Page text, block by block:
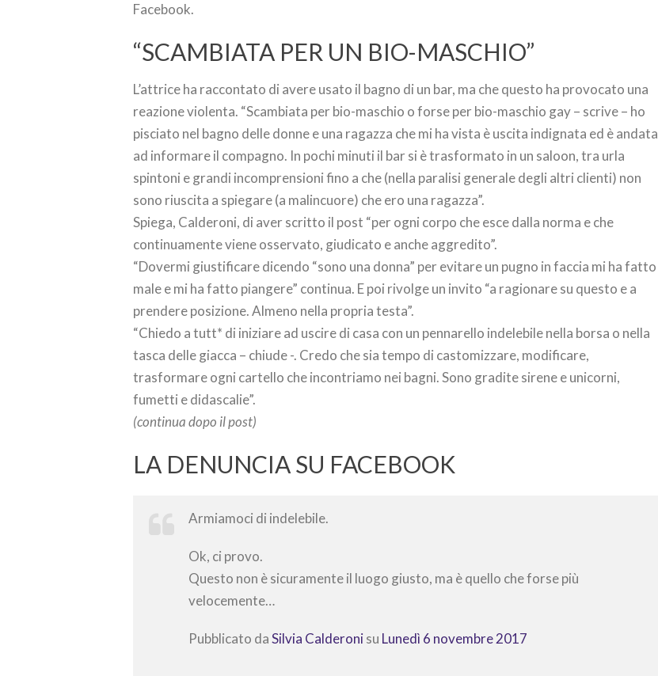
Facebook.
“SCAMBIATA PER UN BIO-MASCHIO”
L’attrice ha raccontato di avere usato il bagno di un bar, ma che questo ha provocato una
reazione violenta. “Scambiata per bio-maschio o forse per bio-maschio gay – scrive – ho
pisciato nel bagno delle donne e una ragazza che mi ha vista è uscita indignata ed è andata
ad informare il compagno. In pochi minuti il bar si è trasformato in un saloon, tra urla
spintoni e grandi incomprensioni fino a che (nella paralisi generale degli altri clienti) non
sono riuscita a spiegare (a malincuore) che ero una ragazza”.
Spiega, Calderoni, di aver scritto il post “per ogni corpo che esce dalla norma e che
continuamente viene osservato, giudicato e anche aggredito”.
“Dovermi giustificare dicendo “sono una donna” per evitare un pugno in faccia mi ha fatto
male e mi ha fatto piangere” continua. E poi rivolge un invito “a ragionare su questo e a
prendere posizione. Almeno nella propria testa”.
“Chiedo a tutt* di iniziare ad uscire di casa con un pennarello indelebile nella borsa o nella
tasca delle giacca – chiude -. Credo che sia tempo di castomizzare, modificare,
trasformare ogni cartello che incontriamo nei bagni. Sono gradite sirene e unicorni,
fumetti e didascalie”.
(continua dopo il post)
LA DENUNCIA SU FACEBOOK
Armiamoci di indelebile.
Ok, ci provo.
Questo non è sicuramente il luogo giusto, ma è quello che forse più
velocemente…
Pubblicato daSilvia Calderonisu Lunedì 6 novembre 2017